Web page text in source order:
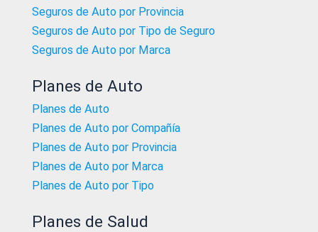
Seguros de Auto por Provincia
Seguros de Auto por Tipo de Seguro
Seguros de Auto por Marca
Planes de Auto
Planes de Auto
Planes de Auto por Compañía
Planes de Auto por Provincia
Planes de Auto por Marca
Planes de Auto por Tipo
Planes de Salud